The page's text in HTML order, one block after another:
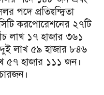
পদে প্রতিদ্বন্দ্বিতা
করপোরেশনের ২৭টি
লাখ ১৭ হাজার ৩৬১
লাখ ৫৯ হাজার ৮৪৬
৫৭ হাজার ১১১ জন।